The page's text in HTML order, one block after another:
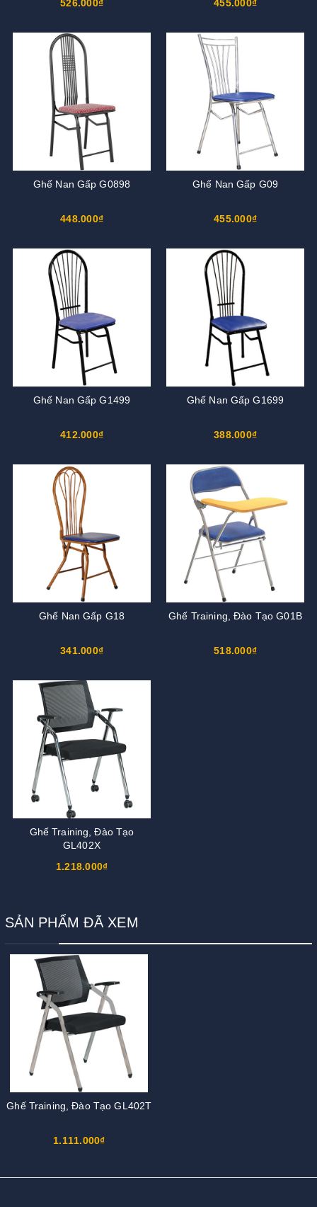
526.000₫ 455.000₫
Ghế Nan Gấp G0898
448.000₫
Ghế Nan Gấp G09
455.000₫
Ghế Nan Gấp G1499
412.000₫
Ghế Nan Gấp G1699
388.000₫
Ghế Nan Gấp G18
341.000₫
Ghế Training, Đào Tạo G01B
518.000₫
Ghế Training, Đào Tạo
GL402X
1.218.000₫
SẢN PHẨM ĐÃ XEM
Ghế Training, Đào Tạo GL402T
1.111.000₫